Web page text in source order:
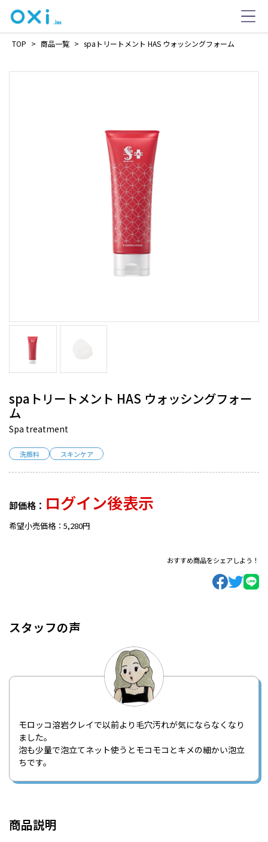
TOP > 商品一覧 > spaトリートメント HAS ウォッシングフォーム
spaトリートメント HAS ウォッシングフォー
ム
Spa treatment
洗顔料 スキンケア
卸価格： ログイン後表示
希望小売価格：5,280円
おすすめ商品をシェアしよう！
スタッフの声
モロッコ溶岩クレイで以前より毛穴汚れが気にならなくなり
ました。
泡も少量で泡立てネット使うとモコモコとキメの細かい泡立
ちです。
商品説明